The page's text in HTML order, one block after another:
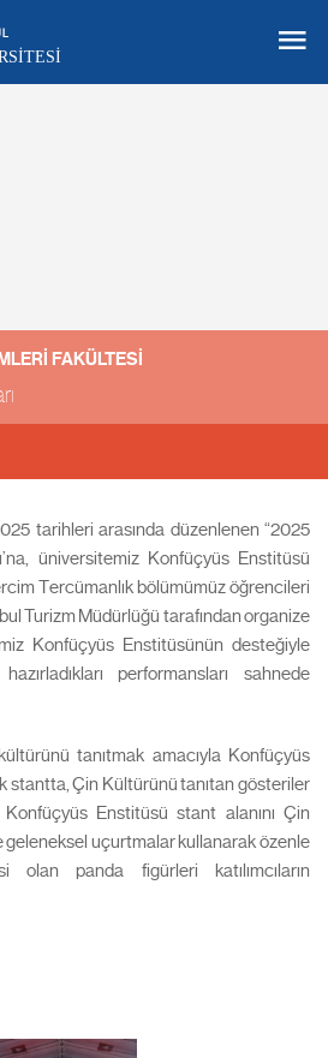
FAKÜLTESI
tarihleri arasında düzenlenen “2025
üniversitemiz Konfüçyüs Enstitüsü
Tercümanlık bölümümüz öğrencileri
Turizm Müdürlüğü tarafından organize
Konfüçyüs Enstitüsünün desteğiyle
performansları sahnede
tanıtmak amacıyla Konfüçyüs
stantta, Çin Kültürünü tanıtan gösteriler
Enstitüsü stant alanını Çin
geleneksel uçurtmalar kullanarak özenle
olan panda figürleri katılımcıların